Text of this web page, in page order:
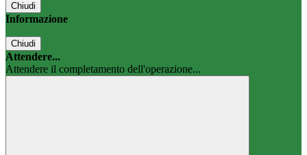
Chiudi
Informazione
Chiudi
Attendere...
Attendere il completamento dell'operazione...